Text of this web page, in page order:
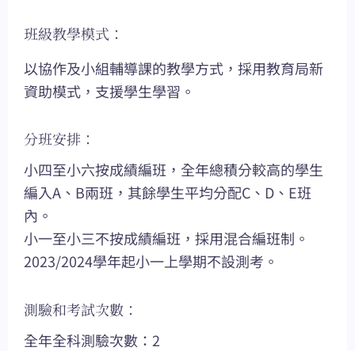
班級教學模式：
以協作及小組輔導課的教學方式，採用教育局新
資助模式，支援學生學習。
分班安排：
小四至小六按成績編班，全年總積分較高的學生
編入A、B兩班，其餘學生平均分配C、D、E班
內。
小一至小三不按成績編班，採用混合編班制。
2023/2024學年起小一上學期不設測考。
測驗和考試次數：
全年全科測驗次數：2